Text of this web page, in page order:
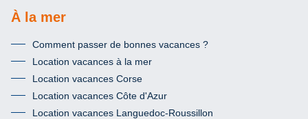
À la mer
Comment passer de bonnes vacances ?
Location vacances à la mer
Location vacances Corse
Location vacances Côte d'Azur
Location vacances Languedoc-Roussillon